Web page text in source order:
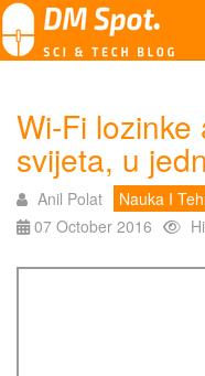
Wi-Fi lozinke
svijeta, u
Anil Polat
Nauka I
07 October 2016